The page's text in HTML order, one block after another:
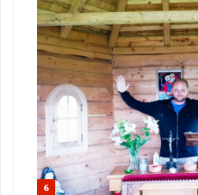
6